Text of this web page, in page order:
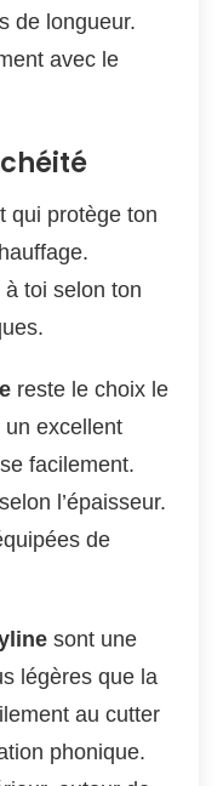
de longueur.
avec le
qui protège ton
à toi selon ton
reste le choix le
excellent
facilement.
l’épaisseur.
de
sont une
légères que la
au cutter
phonique.